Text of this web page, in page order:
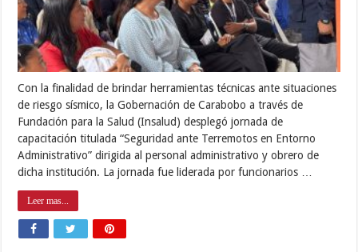
Con la finalidad de brindar herramientas técnicas ante situaciones
de riesgo sísmico, la Gobernación de Carabobo a través de
Fundación para la Salud (Insalud) desplegó jornada de
capacitación titulada “Seguridad ante Terremotos en Entorno
Administrativo” dirigida al personal administrativo y obrero de
dicha institución. La jornada fue liderada por funcionarios …
Leer mas...